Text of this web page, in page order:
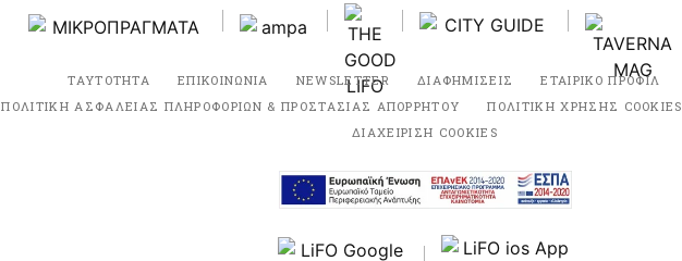
ΤΑΥΤΟΤΗΤΑ ΕΠΙΚΟΙΝΩΝΙΑ NEWSLETTER ΔΙΑΦΗΜΙΣΕΙΣ ΕΤΑΙΡΙΚΟ ΠΡΟΦΙΛ
ΠΟΛΙΤΙΚΗ ΑΣΦΑΛΕΙΑΣ ΠΛΗΡΟΦΟΡΙΩΝ & ΠΡΟΣΤΑΣΙΑΣ ΑΠΟΡΡΗΤΟΥ
ΠΟΛΙΤΙΚΗ ΧΡΗΣΗΣ COOKIES
ΔΙΑΧΕΙΡΙΣΗ COOKIES